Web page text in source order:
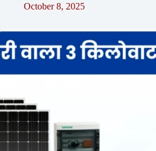
October 8, 2025